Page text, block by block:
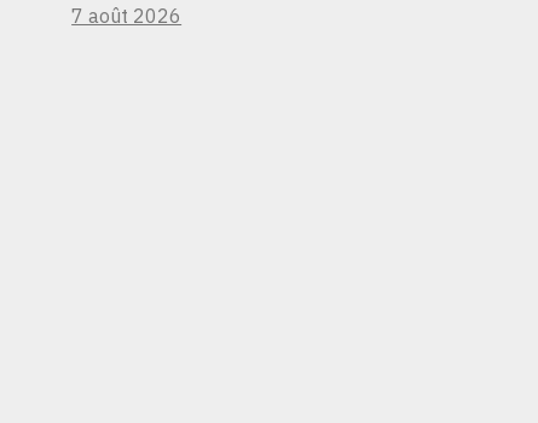
7 août 2026